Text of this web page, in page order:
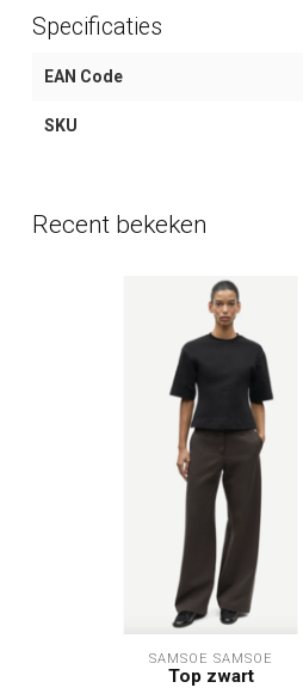
Specificaties
EAN Code
SKU
Recent bekeken
SAMSOE SAMSOE
Top zwart